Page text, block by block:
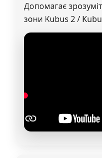
Допомагає
зони Kubus 2 /